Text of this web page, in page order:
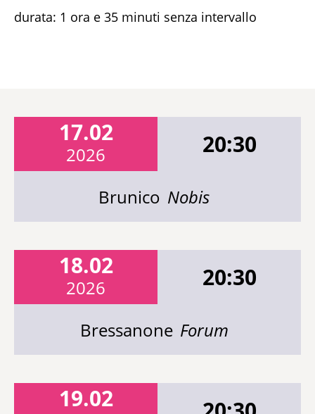
durata: 1 ora e 35 minuti senza intervallo
17.02
2026 20:30
Brunico Nobis
18.02
2026 20:30
Bressanone Forum
19.02